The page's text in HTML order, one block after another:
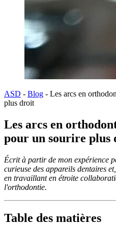
ASD - Blog - Les arcs en
plus droit
Les arcs en
pour un sourire plus
Écrit à partir de mon expérience
curieuse des appareils dentaires
en travaillant en étroite
l'orthodontie.
Table des matières